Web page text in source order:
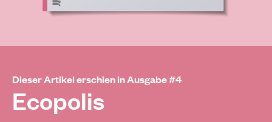
Dieser Artikel erschien in Ausgabe #4
Ecopolis